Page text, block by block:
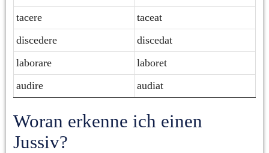
tacere
taceat
discedere
discedat
laborare
laboret
audire
audiat
Woran erkenne ich einen
Jussiv?